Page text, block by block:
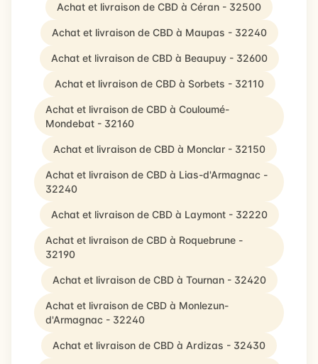
Achat et livraison de CBD à Céran - 32500
Achat et livraison de CBD à Maupas - 32240
Achat et livraison de CBD à Beaupuy - 32600
Achat et livraison de CBD à Sorbets - 32110
Achat et livraison de CBD à Couloumé-
Mondebat - 32160
Achat et livraison de CBD à Monclar - 32150
Achat et livraison de CBD à Lias-d'Armagnac -
32240
Achat et livraison de CBD à Laymont - 32220
Achat et livraison de CBD à Roquebrune -
32190
Achat et livraison de CBD à Tournan - 32420
Achat et livraison de CBD à Monlezun-
d'Armagnac - 32240
Achat et livraison de CBD à Ardizas - 32430